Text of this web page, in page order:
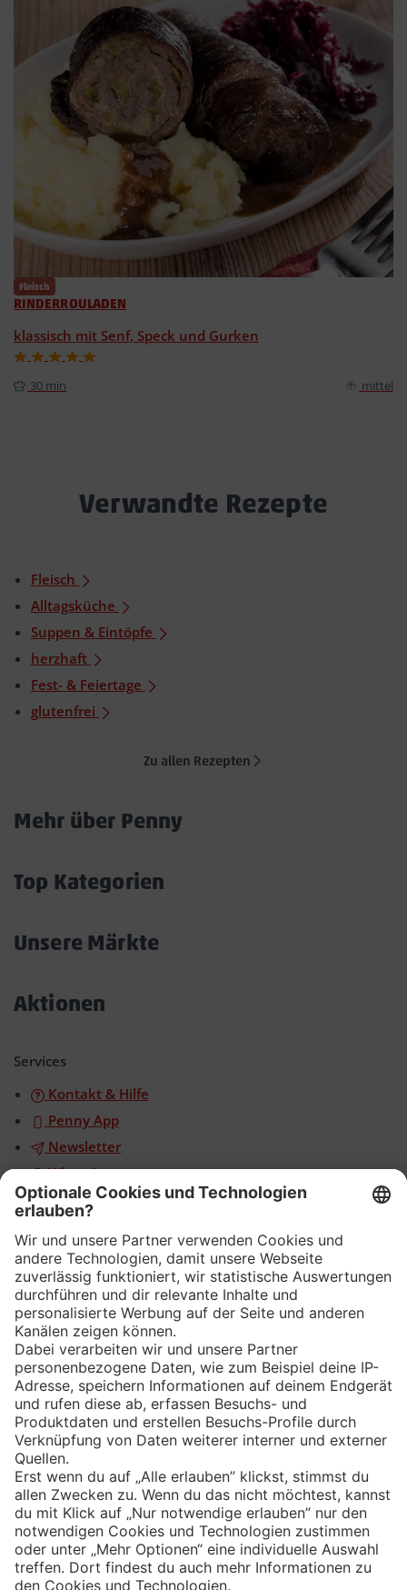
Fleisch
RINDERROULADEN
klassisch mit Senf, Speck und Gurken
30 min mittel
Verwandte Rezepte
Fleisch
Alltagsküche
Suppen & Eintöpfe
herzhaft
Fest- & Feiertage
glutenfrei
Zu allen Rezepten
Mehr über Penny
Top Kategorien
Unsere Märkte
Aktionen
Services
Kontakt & Hilfe
Penny App
Newsletter
WhatsApp
App
Eishockey